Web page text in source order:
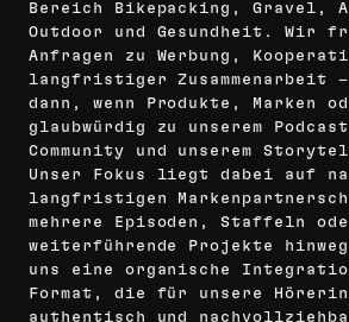
Bereich Bikepacking, Gravel,
Outdoor und Gesundheit. Wir
Anfragen zu Werbung,
langfristiger Zusammenarbeit –
dann, wenn Produkte, Marken
glaubwürdig zu unserem
Community und unserem
Unser Fokus liegt dabei auf
langfristigen
mehrere Episoden, Staffeln
weiterführende Projekte
uns eine organische
Format, die für unsere
authentisch und